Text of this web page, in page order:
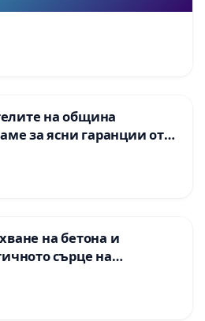
на община
за ясни гаранции от
от държавата, че ще се
норми!
на бетона и
сърце на
във Враца